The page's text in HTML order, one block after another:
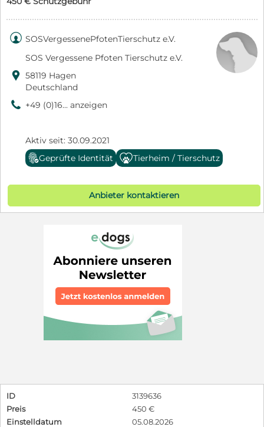
 SOSVergessenePfotenTierschutz e.V.
SOS Vergessene Pfoten Tierschutz e.V.
 58119 Hagen
Deutschland
9 +49 (0)16... anzeigen
Aktiv seit: 30.09.2021
Geprüfte Identität
Tierheim / Tierschutz
Anbieter kontaktieren
ID
3139636
Preis
450 €
Einstelldatum
05.08.2026